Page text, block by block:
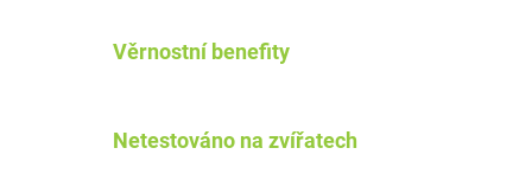
ý
p
u
Věrnostní benefity
Netestováno na zvířatech